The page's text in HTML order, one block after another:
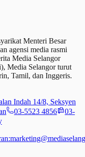
Menteri Besar
agensi media rasmi
Media Selangor
Media Selangor turut
Tamil, dan Inggeris.
Indah 14/8, Seksyen
03-5523 4856
03-